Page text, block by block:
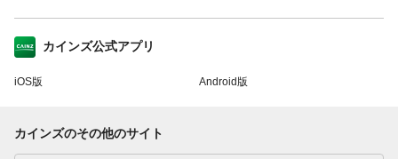
カインズ公式アプリ
iOS版 Android版
カインズのその他のサイト